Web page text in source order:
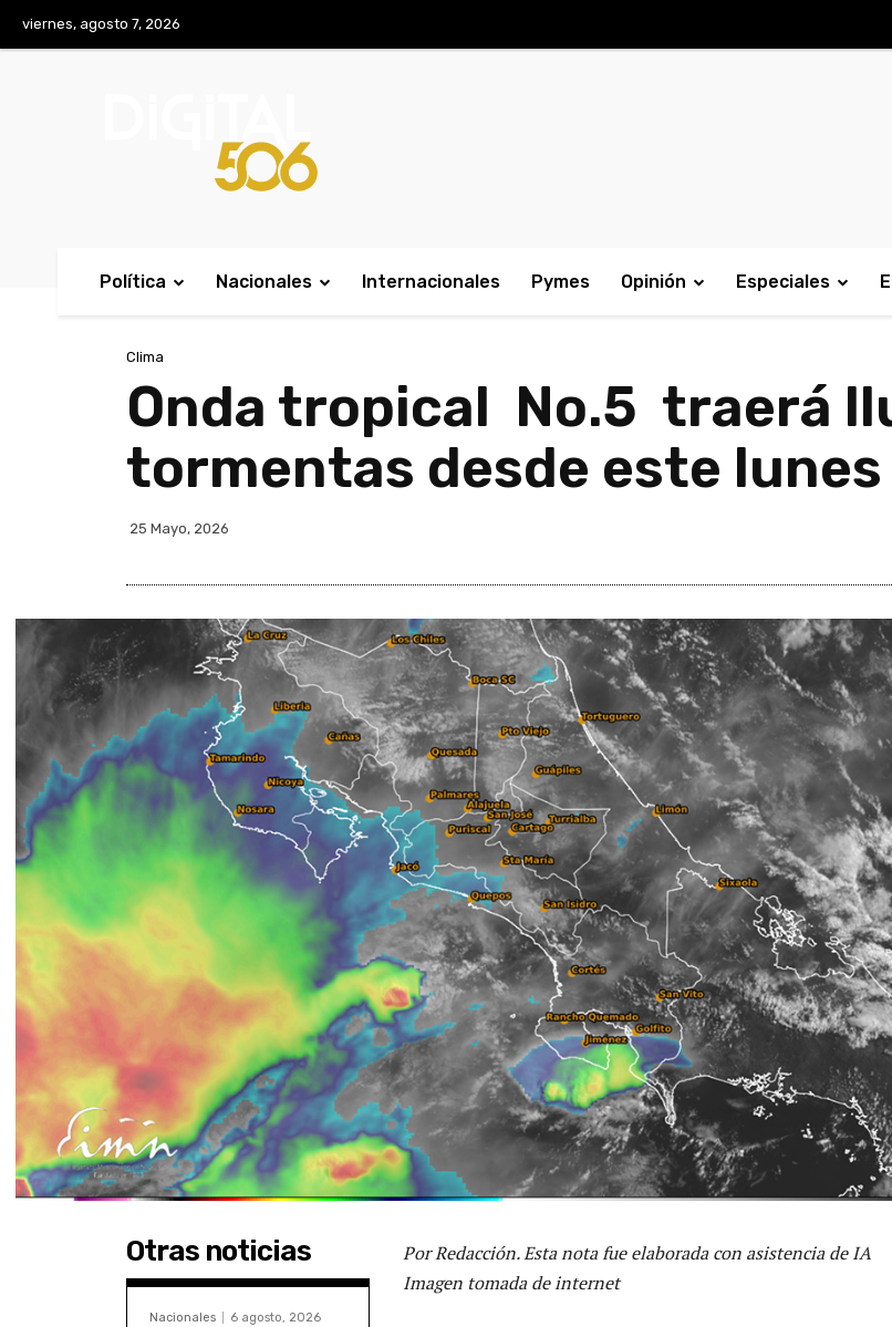
viernes, agosto 7, 2026
Política Nacionales Internacionales Pymes Opinión Especiales
Clima
Onda tropical No.5 traerá
tormentas desde este lunes
25 Mayo, 2026
Otras noticias
Nacionales 6 agosto, 2026
Por Redacción. Esta nota fue elaborada con asistencia de IA
Imagen tomada de internet